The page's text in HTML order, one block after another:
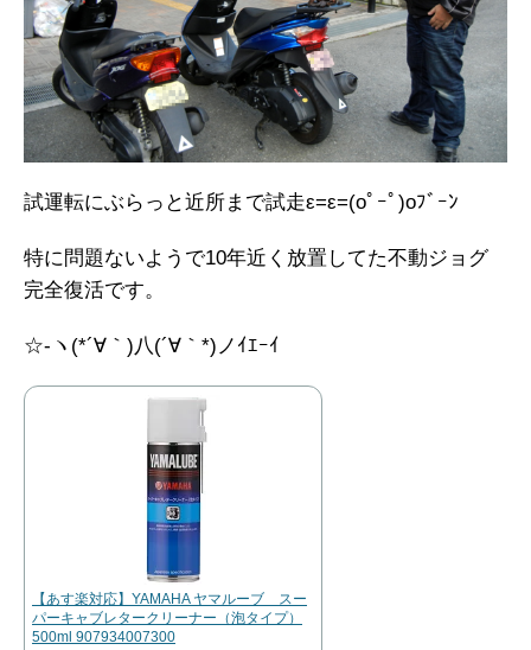
試運転にぶらっと近所まで試走ε=ε=(oﾟｰﾟ)oﾌﾞｰﾝ
特に問題ないようで10年近く放置してた不動ジョグ
完全復活です。
☆-ヽ(*´∀｀)八(´∀｀*)ノｲｴｰｲ
【あす楽対応】YAMAHA ヤマルーブ スー
パーキャブレタークリーナー（泡タイプ）
500ml 907934007300